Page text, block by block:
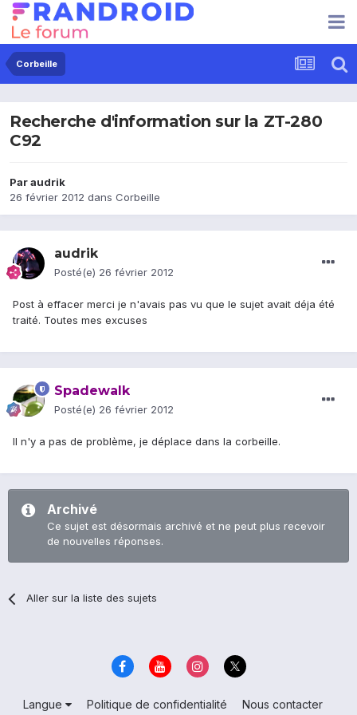
Corbeille
Recherche d'information sur la ZT-280
C92
Paraudrik
26 février 2012 dans Corbeille
audrik
Posté(e) 26 février 2012
Post à effacer merci je n'avais pas vu que le sujet avait déja été
traité. Toutes mes excuses
Spadewalk
Posté(e) 26 février 2012
Il n'y a pas de problème, je déplace dans la corbeille.
Archivé
Ce sujet est désormais archivé et ne peut plus recevoir
de nouvelles réponses.
Aller sur la liste des sujets
Langue Politique de confidentialité
Nous contacter